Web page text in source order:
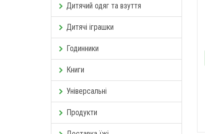
Дитячий одяг та взуття
Дитячі іграшки
Годинники
Книги
Універсальні
Продукти